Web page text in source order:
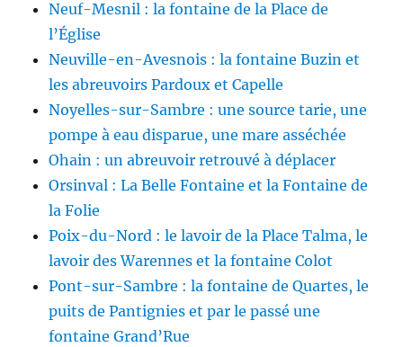
Neuf-Mesnil : la fontaine de la Place de
l’Église
Neuville-en-Avesnois : la fontaine Buzin et
les abreuvoirs Pardoux et Capelle
Noyelles-sur-Sambre : une source tarie, une
pompe à eau disparue, une mare asséchée
Ohain : un abreuvoir retrouvé à déplacer
Orsinval : La Belle Fontaine et la Fontaine de
la Folie
Poix-du-Nord : le lavoir de la Place Talma, le
lavoir des Warennes et la fontaine Colot
Pont-sur-Sambre : la fontaine de Quartes, le
puits de Pantignies et par le passé une
fontaine Grand’Rue